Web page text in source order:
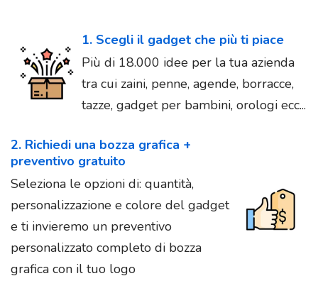
1. Scegli il gadget che più ti piace
Più di 18.000 idee per la tua azienda
tra cui zaini, penne, agende, borracce,
tazze, gadget per bambini, orologi ecc...
2. Richiedi una bozza grafica +
preventivo gratuito
Seleziona le opzioni di: quantità,
personalizzazione e colore del gadget
e ti invieremo un preventivo
personalizzato completo di bozza
grafica con il tuo logo